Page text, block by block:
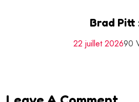
Brad Pitt
22 juillet 202690